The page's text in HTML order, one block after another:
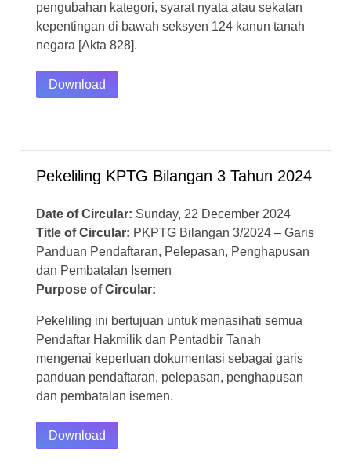
pengubahan kategori, syarat nyata atau sekatan
kepentingan di bawah seksyen 124 kanun tanah
negara [Akta 828].
Download
Pekeliling KPTG Bilangan 3 Tahun 2024
Date of Circular: Sunday, 22 December 2024
Title of Circular: PKPTG Bilangan 3/2024 – Garis
Panduan Pendaftaran, Pelepasan, Penghapusan
dan Pembatalan Isemen
Purpose of Circular:
Pekeliling ini bertujuan untuk menasihati semua
Pendaftar Hakmilik dan Pentadbir Tanah
mengenai keperluan dokumentasi sebagai garis
panduan pendaftaran, pelepasan, penghapusan
dan pembatalan isemen.
Download